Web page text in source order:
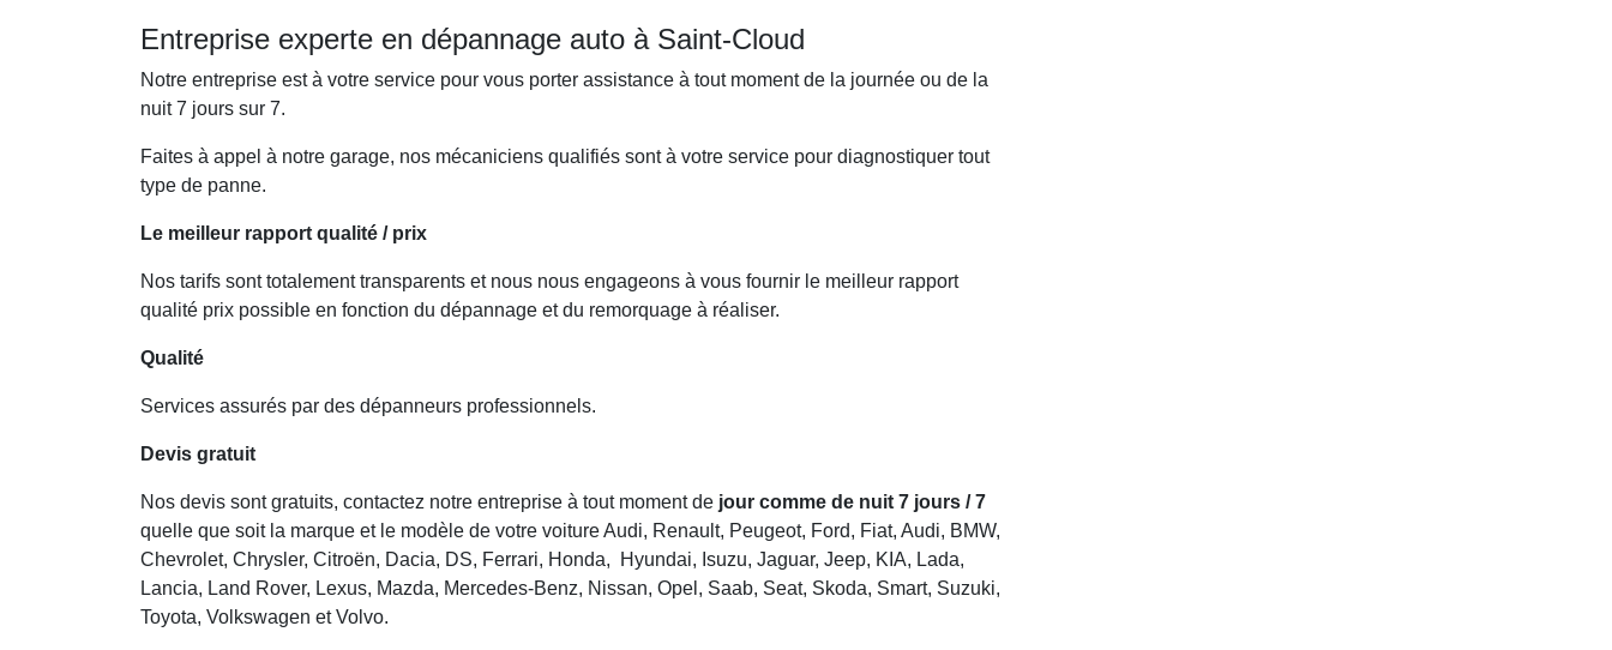
Entreprise experte en dépannage auto à Saint-Cloud
Notre entreprise est à votre service pour vous porter assistance à tout moment de la journée ou de la
nuit 7 jours sur 7.
Faites à appel à notre garage, nos mécaniciens qualifiés sont à votre service pour diagnostiquer tout
type de panne.
Le meilleur rapport qualité / prix
Nos tarifs sont totalement transparents et nous nous engageons à vous fournir le meilleur rapport
qualité prix possible en fonction du dépannage et du remorquage à réaliser.
Qualité
Services assurés par des dépanneurs professionnels.
Devis gratuit
Nos devis sont gratuits, contactez notre entreprise à tout moment de jour comme de nuit 7 jours / 7
quelle que soit la marque et le modèle de votre voiture Audi, Renault, Peugeot, Ford, Fiat, Audi, BMW,
Chevrolet, Chrysler, Citroën, Dacia, DS, Ferrari, Honda, Hyundai, Isuzu, Jaguar, Jeep, KIA, Lada,
Lancia, Land Rover, Lexus, Mazda, Mercedes-Benz, Nissan, Opel, Saab, Seat, Skoda, Smart, Suzuki,
Toyota, Volkswagen et Volvo.